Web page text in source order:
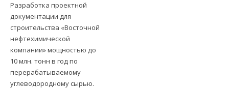
Разработка проектной
документации для
строительства «Восточной
нефтехимической
компании» мощностью до
10 млн. тонн в год по
перерабатываемому
углеводородному сырью.